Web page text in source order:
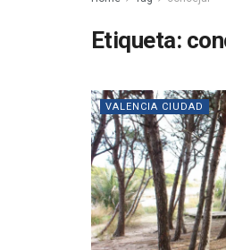
Etiqueta:
VALENCIA CIUDAD